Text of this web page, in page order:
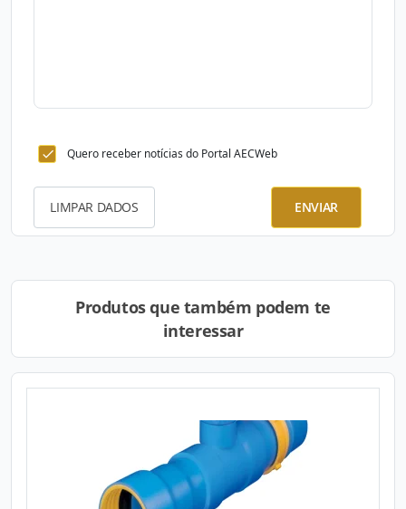
Quero receber notícias do Portal AECWeb
LIMPAR DADOS ENVIAR
Produtos que também podem te
interessar